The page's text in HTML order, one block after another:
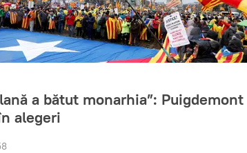
a bătut monarhia”: Puigdemont
alegeri